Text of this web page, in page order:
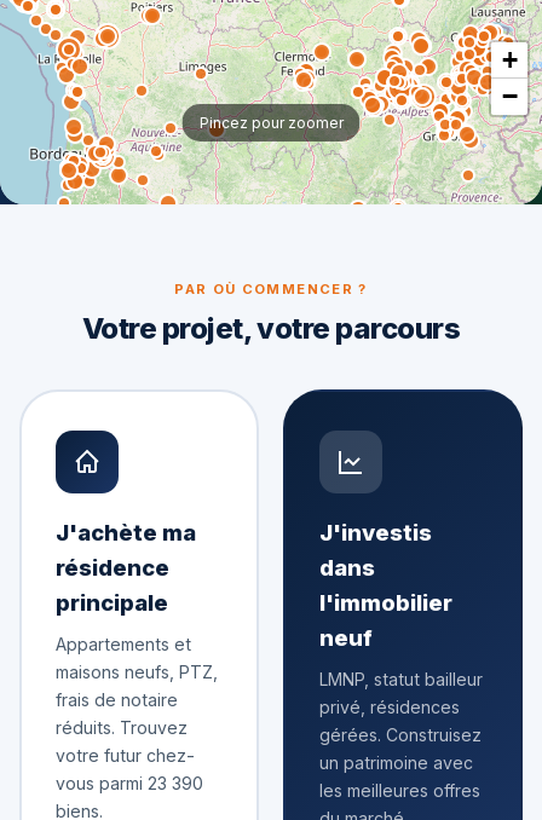
+
−
Pincez pour zoomer
PAR OÙ COMMENCER ?
Votre projet, votre parcours
J'achète ma
résidence
principale
Appartements et
maisons neufs, PTZ,
frais de notaire
réduits. Trouvez
votre futur chez-
vous parmi 23 390
biens.
J'investis
dans
l'immobilier
neuf
LMNP, statut bailleur
privé, résidences
gérées. Construisez
un patrimoine avec
les meilleures offres